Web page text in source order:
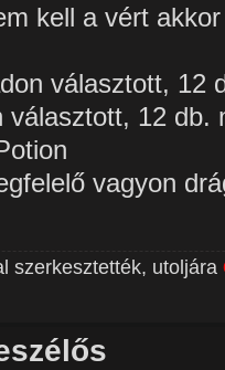
kell a vért
választott, 12
választott, 12 db.
vagyon
szerkesztették, utoljára